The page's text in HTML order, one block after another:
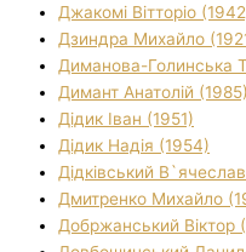
Джакомі Вітторіо
Дзиндра Михайло
Диманова-Голинська
Димант Анатолій (1985)
Дідик Іван (1951)
Дідик Надія (1954)
Дідківський
Дмитренко Михайло
Добржанський Віктор